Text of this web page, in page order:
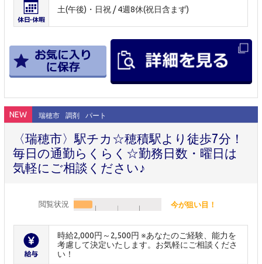
土(午後)・日祝 / 4週8休(祝日含まず)
NEW 瑞穂市 調剤 パート
〈瑞穂市〉駅チカ☆穂積駅より徒歩7分！
毎日の通勤らくらく☆勤務日数・曜日は
気軽にご相談ください♪
閲覧状況 今が狙い目！
時給2,000円～2,500円 ※あなたのご経験、能力を
考慮して決定いたします。お気軽にご相談くださ
い！